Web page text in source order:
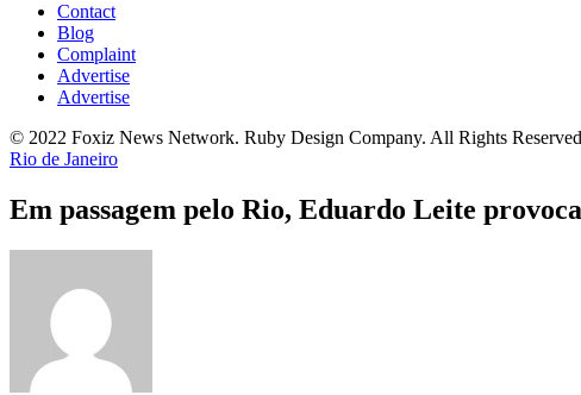
Contact
Blog
Complaint
Advertise
Advertise
© 2022 Foxiz News Network. Ruby Design Company. All Rights
Rio de Janeiro
Em passagem pelo Rio, Eduardo Leite